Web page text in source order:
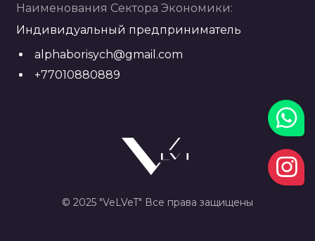
Наименования Сектора Экономики:
Индивидуальный предприниматель
alphaborisych@gmail.com
+77010880889
© 2025 "VeLVeT" Все права защищены